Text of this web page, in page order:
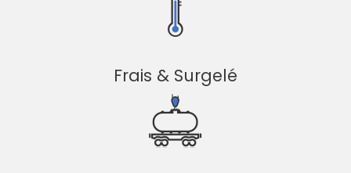
Frais & Surgelé